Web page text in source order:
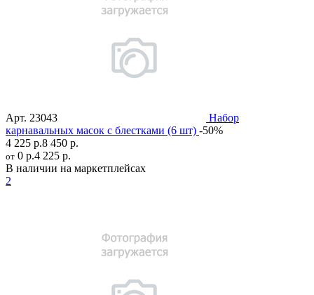
Арт. 23043
Набор
карнавальных масок с блестками (6 шт) -50%
4 225 р.8 450 р.
от 0 р.4 225 р.
В наличии на маркетплейсах
2